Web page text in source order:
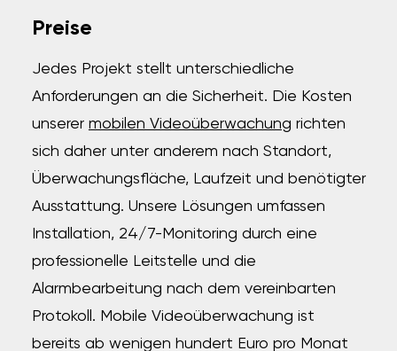
Preise
Jedes Projekt stellt unterschiedliche
Anforderungen an die Sicherheit. Die Kosten
unserer mobilen Videoüberwachung richten
sich daher unter anderem nach Standort,
Überwachungsfläche, Laufzeit und benötigter
Ausstattung. Unsere Lösungen umfassen
Installation, 24/7-Monitoring durch eine
professionelle Leitstelle und die
Alarmbearbeitung nach dem vereinbarten
Protokoll. Mobile Videoüberwachung ist
bereits ab wenigen hundert Euro pro Monat